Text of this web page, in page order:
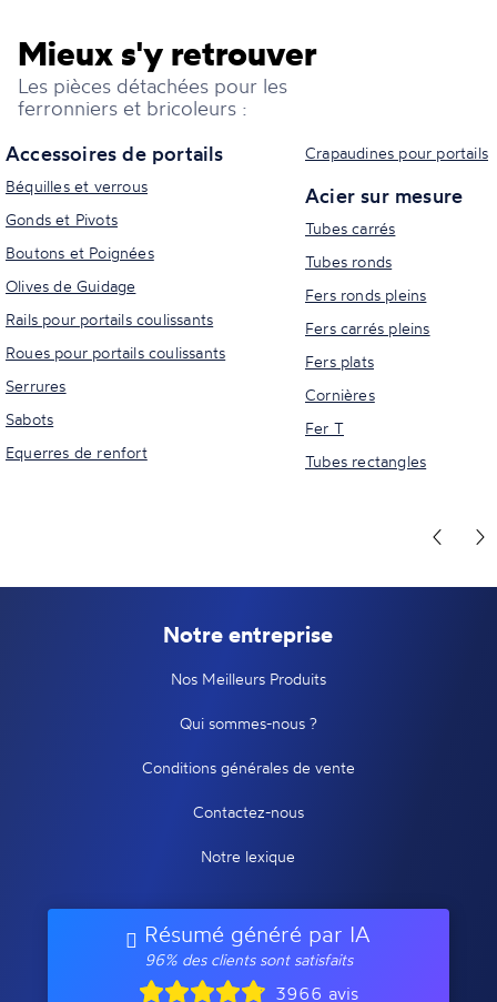
Mieux s'y retrouver
Les pièces détachées pour les
ferronniers et bricoleurs :
Accessoires de portails
Béquilles et verrous
Gonds et Pivots
Boutons et Poignées
Olives de Guidage
Rails pour portails coulissants
Roues pour portails coulissants
Serrures
Sabots
Equerres de renfort
Crapaudines pour portails
Acier sur mesure
Tubes carrés
Tubes ronds
Fers ronds pleins
Fers carrés pleins
Fers plats
Cornières
Fer T
Tubes rectangles
Notre entreprise
Nos Meilleurs Produits
Qui sommes-nous ?
Conditions générales de vente
Contactez-nous
Notre lexique
Résumé généré par IA
96% des clients sont satisfaits
3966 avis